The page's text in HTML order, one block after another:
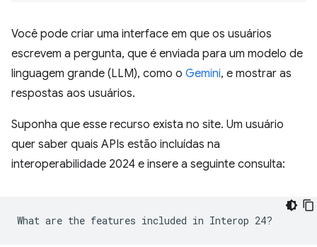
Você pode criar uma interface em que os usuários
escrevem a pergunta, que é enviada para um modelo de
linguagem grande (LLM), como o Gemini, e mostrar as
respostas aos usuários.
Suponha que esse recurso exista no site. Um usuário
quer saber quais APIs estão incluídas na
interoperabilidade 2024 e insere a seguinte consulta: